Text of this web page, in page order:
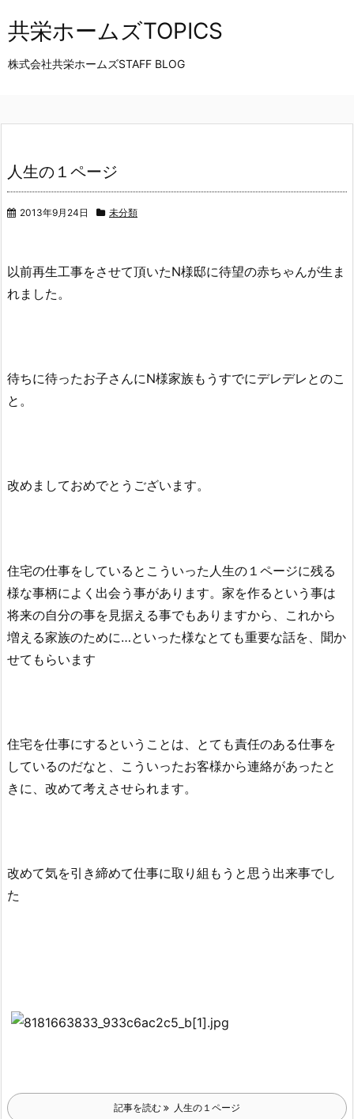
共栄ホームズTOPICS
株式会社共栄ホームズSTAFF BLOG
人生の１ページ
2013年9月24日 未分類
以前再生工事をさせて頂いたN様邸に待望の赤ちゃんが生ま
れました。
待ちに待ったお子さんにN様家族もうすでにデレデレとのこ
と。
改めましておめでとうございます。
住宅の仕事をしているとこういった人生の１ページに残る
様な事柄によく出会う事があります。家を作るという事は
将来の自分の事を見据える事でもありますから、これから
増える家族のために…といった様なとても重要な話を、聞か
せてもらいます
住宅を仕事にするということは、とても責任のある仕事を
しているのだなと、こういったお客様から連絡があったと
きに、改めて考えさせられます。
改めて気を引き締めて仕事に取り組もうと思う出来事でし
た
記事を読む 人生の１ページ